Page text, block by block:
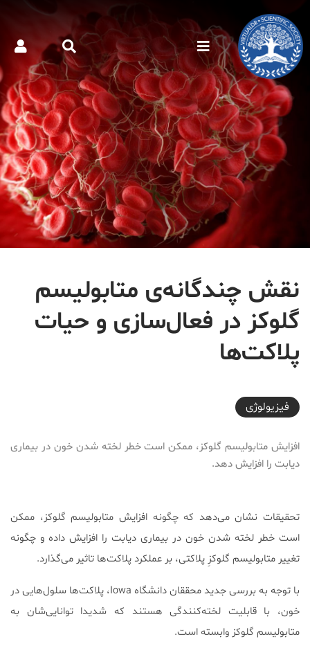
نقش چندگانه‌ی متابولیسم
گلوکز در فعال‌سازی و حیات
پلاکت‌ها
2026-06-20T09:08:22+03:30
فیزیولوژی
افزایش متابولیسم گلوکز، ممکن است خطر لخته شدن خون در بیماری
دیابت را افزایش دهد.
تحقیقات نشان می‌دهد که چگونه افزایش متابولیسم گلوکز، ممکن
است خطر لخته شدن خون در بیماری دیابت را افزایش داده و چگونه
تغییر متابولیسم گلوکزِ پلاکتی، بر عملکرد پلاکت‌ها تاثیر می‌گذارد.
با توجه به بررسی جدید محققان دانشگاه Iowa، پلاکت‌ها سلول‌هایی در
خون، با قابلیت ‌لخته‌کنندگی هستند که شدیدا توانایی‌شان به
متابولیسم گلوکز وابسته‌ است.